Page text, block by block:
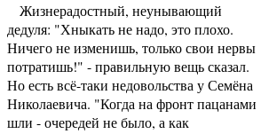
Жизнерадостный, неунывающий
дедуля: "Хныкать не надо, это плохо.
Ничего не изменишь, только свои нервы
потратишь!" - правильную вещь сказал.
Но есть всё-таки недовольства у Семёна
Николаевича. "Когда на фронт пацанами
шли - очередей не было, а как